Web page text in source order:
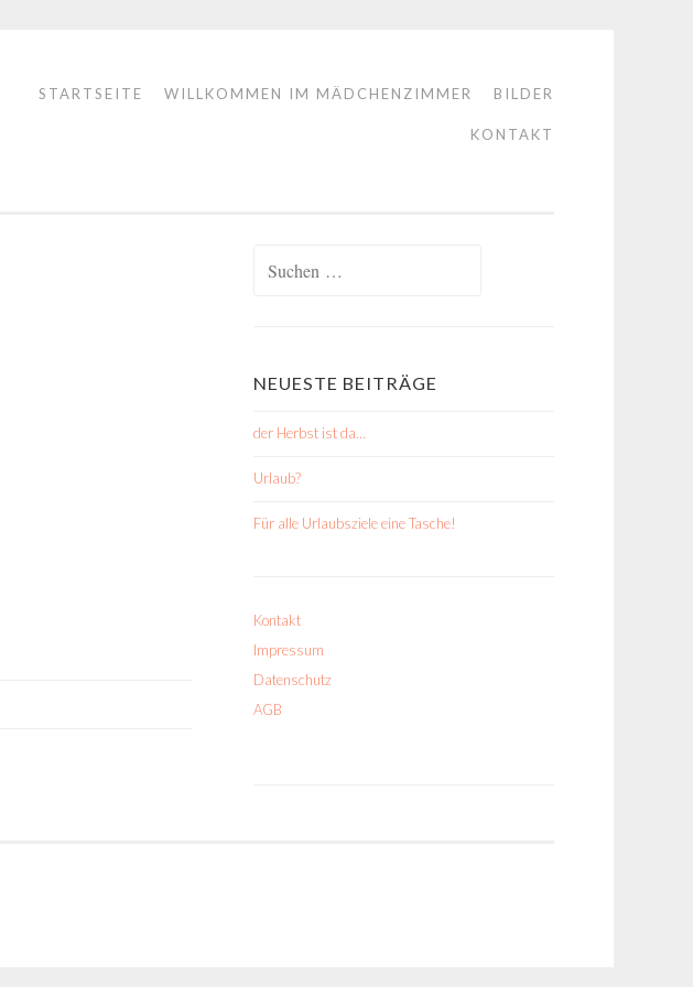
STARTSEITE WILLKOMMEN IM MÄDCHENZIMMER BILDER
KONTAKT
NEUESTE BEITRÄGE
der Herbst ist da…
Urlaub?
Für alle Urlaubsziele eine Tasche!
Kontakt
Impressum
Datenschutz
AGB